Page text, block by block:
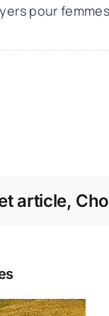
pour
article,